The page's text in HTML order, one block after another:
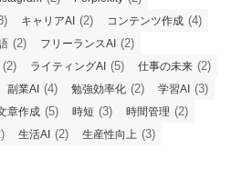
キャリアAI (2) コンテンツ作成 (4)
(2) フリーランスAI (2)
(2) ライティングAI (5) 仕事の未来 (2)
副業AI (4) 勉強効率化 (2) 学習AI (3)
章作成 (5) 時短 (3) 時間管理 (2)
生活AI (2) 生産性向上 (3)